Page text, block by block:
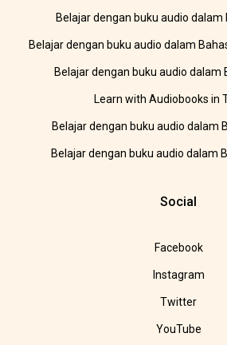
Belajar dengan buku audio dalam
Belajar dengan buku audio dalam
Belajar dengan buku audio dalam
Learn with Audiobooks in
Belajar dengan buku audio dalam
Belajar dengan buku audio dalam
Social
Facebook
Instagram
Twitter
YouTube